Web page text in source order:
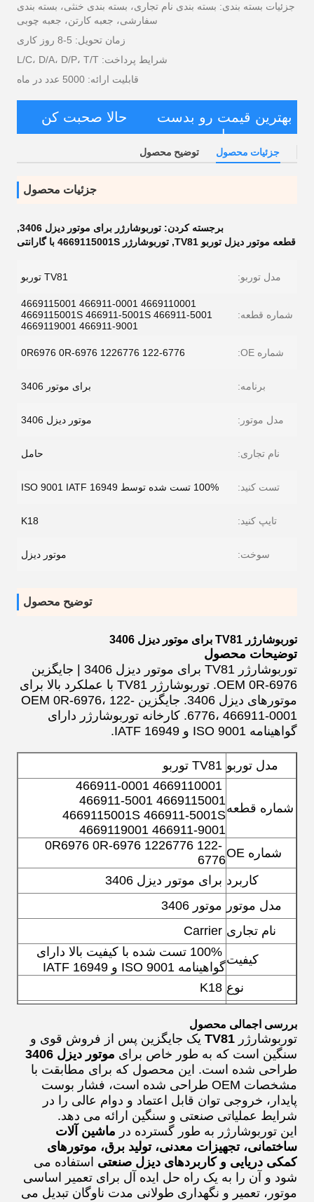
جزئیات بسته بندی: بسته بندی نام تجاری، بسته بندی خنثی، بسته بندی
سفارشی، جعبه کارتن، جعبه چوبی
زمان تحویل: 5-8 روز کاری
شرایط پرداخت: L/C، D/A، D/P، T/T
قابلیت ارائه: 5000 عدد در ماه
بهترین قیمت رو بدست
بیار
حالا صحبت کن
جزئیات محصول توضیح محصول
جزئیات محصول
برجسته کردن: توربوشارژر برای موتور دیزل 3406
,
قطعه موتور دیزل توربو TV81
, توربوشارژر 4669115001S با گارانتی
مدل توربو: TV81 توربو
شماره قطعه:
4669110001 466911-0001 4669115001
466911-5001 4669115001S 466911-5001S
4669119001 466911-9001
شماره OE: 0R6976 0R-6976 1226776 122-6776
برنامه: برای موتور 3406
مدل موتور: موتور دیزل 3406
نام تجاری: حامل
تست کنید: 100% تست شده توسط ISO 9001 IATF 16949
تایپ کنید: K18
سوخت: موتور دیزل
توضیح محصول
توربوشارژر TV81 برای موتور دیزل 3406
توضیحات محصول
توربوشارژر TV81 برای موتور دیزل 3406 | جایگزین
OEM 0R-6976. توربوشارژر TV81 با عملکرد بالا برای
موتورهای دیزل 3406. جایگزین OEM 0R-6976، 122-
6776، 466911-0001. کارخانه توربوشارژر دارای
گواهینامه ISO 9001 و IATF 16949.
مدل توربو
شماره قطعه
4669110001 466911-0001
4669115001 466911-5001
4669115001S 466911-5001S
4669119001 466911-9001
شماره OE
0R6976 0R-6976 1226776 122-
6776
کاربرد برای موتور دیزل 3406
مدل موتور موتور 3406
نام تجاری
کیفیت
دارای
گواهینامه ISO 9001 و IATF 16949
نوع
سوختموتور دیزل
بررسی اجمالی محصول
توربوشارژر TV81 یک جایگزین پس از فروش قوی و
سنگین است که به طور خاص برای موتور دیزل 3406
طراحی شده است. این محصول که برای مطابقت با
مشخصات OEM طراحی شده است، فشار بوست
پایدار، خروجی توان قابل اعتماد و دوام عالی را در
شرایط عملیاتی صنعتی و سنگین ارائه می دهد.
این توربوشارژر به طور گسترده در ماشین آلات
ساختمانی، تجهیزات معدنی، تولید برق، موتورهای
کمکی دریایی و کاربردهای دیزل صنعتی استفاده می
شود و آن را به یک راه حل ایده آل برای تعمیر اساسی
موتور، تعمیر و نگهداری طولانی مدت ناوگان تبدیل می